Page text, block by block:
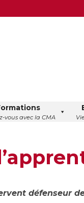
vous avec la CMA
défenseur